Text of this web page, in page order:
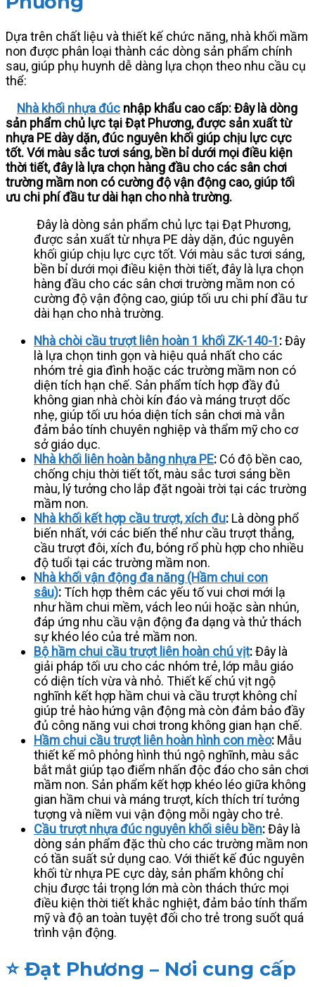
Dựa trên chất liệu và thiết kế chức năng, nhà khối mầm
non được phân loại thành các dòng sản phẩm chính
sau, giúp phụ huynh dễ dàng lựa chọn theo nhu cầu cụ
thể:
Nhà khối nhựa đúc nhập khẩu cao cấp: Đây là dòng
sản phẩm chủ lực tại Đạt Phương, được sản xuất từ
nhựa PE dày dặn, đúc nguyên khối giúp chịu lực cực
tốt. Với màu sắc tươi sáng, bền bỉ dưới mọi điều kiện
thời tiết, đây là lựa chọn hàng đầu cho các sân chơi
trường mầm non có cường độ vận động cao, giúp tối
ưu chi phí đầu tư dài hạn cho nhà trường.
Đây là dòng sản phẩm chủ lực tại Đạt Phương,
được sản xuất từ nhựa PE dày dặn, đúc nguyên
khối giúp chịu lực cực tốt. Với màu sắc tươi sáng,
bền bỉ dưới mọi điều kiện thời tiết, đây là lựa chọn
hàng đầu cho các sân chơi trường mầm non có
cường độ vận động cao, giúp tối ưu chi phí đầu tư
dài hạn cho nhà trường.
Nhà chòi cầu trượt liên hoàn 1 khối ZK-140-1 :Đây
là lựa chọn tinh gọn và hiệu quả nhất cho các
nhóm trẻ gia đình hoặc các trường mầm non có
diện tích hạn chế. Sản phẩm tích hợp đầy đủ
không gian nhà chòi kín đáo và máng trượt dốc
nhẹ, giúp tối ưu hóa diện tích sân chơi mà vẫn
đảm bảo tính chuyên nghiệp và thẩm mỹ cho cơ
sở giáo dục.
Nhà khối liên hoàn bằng nhựa PE: Có độ bền cao,
chống chịu thời tiết tốt, màu sắc tươi sáng bền
màu, lý tưởng cho lắp đặt ngoài trời tại các trường
mầm non.
Nhà khối kết hợp cầu trượt, xích đu: Là dòng phổ
biến nhất, với các biến thể như cầu trượt thẳng,
cầu trượt đôi, xích đu, bóng rổ phù hợp cho nhiều
độ tuổi tại các trường mầm non.
Nhà khối vận động đa năng (Hầm chui con
sâu): Tích hợp thêm các yếu tố vui chơi mới lạ
như hầm chui mềm, vách leo núi hoặc sàn nhún,
đáp ứng nhu cầu vận động đa dạng và thử thách
sự khéo léo của trẻ mầm non.
Bộ hầm chui cầu trượt liên hoàn chú vịt:Đây là
giải pháp tối ưu cho các nhóm trẻ, lớp mẫu giáo
có diện tích vừa và nhỏ. Thiết kế chú vịt ngộ
nghĩnh kết hợp hầm chui và cầu trượt không chỉ
giúp trẻ hào hứng vận động mà còn đảm bảo đầy
đủ công năng vui chơi trong không gian hạn chế.
Hầm chui cầu trượt liên hoàn hình con mèo: Mẫu
thiết kế mô phỏng hình thú ngộ nghĩnh, màu sắc
bắt mắt giúp tạo điểm nhấn độc đáo cho sân chơi
mầm non. Sản phẩm kết hợp khéo léo giữa không
gian hầm chui và máng trượt, kích thích trí tưởng
tượng và niềm vui vận động mỗi ngày cho trẻ.
Cầu trượt nhựa đúc nguyên khối siêu bền:Đây là
dòng sản phẩm đặc thù cho các trường mầm non
có tần suất sử dụng cao. Với thiết kế đúc nguyên
khối từ nhựa PE cực dày, sản phẩm không chỉ
chịu được tải trọng lớn mà còn thách thức mọi
điều kiện thời tiết khắc nghiệt, đảm bảo tính thẩm
mỹ và độ an toàn tuyệt đối cho trẻ trong suốt quá
trình vận động.
⭐ Đạt Phương – Nơi cung cấp